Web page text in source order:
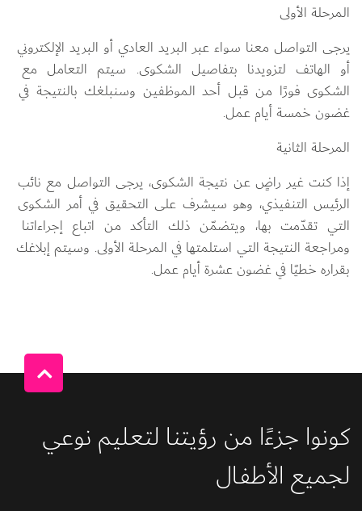
المرحلة الأولى
يرجى التواصل معنا سواء عبر البريد العادي أو البريد الإلكتروني
أو الهاتف لتزويدنا بتفاصيل الشكوى. سيتم التعامل مع
الشكوى فورًا من قبل أحد الموظفين وسنبلغك بالنتيجة في
غضون خمسة أيام عمل.
المرحلة الثانية
إذا كنت غير راضٍ عن نتيجة الشكوى، يرجى التواصل مع نائب
الرئيس التنفيذي، وهو سيشرف على التحقيق في أمر الشكوى
التي تقدّمت بها، ويتضمّن ذلك التأكد من اتباع إجراءاتنا
ومراجعة النتيجة التي استلمتها في المرحلة الأولى. وسيتم إبلاغك
بقراره خطيًا في غضون عشرة أيام عمل.
كونوا جزءًا من رؤيتنا لتعليم نوعي
لجميع الأطفال